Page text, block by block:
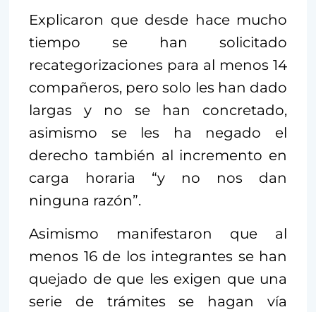
Explicaron que desde hace mucho
tiempo se han solicitado
recategorizaciones para al menos 14
compañeros, pero solo les han dado
largas y no se han concretado,
asimismo se les ha negado el
derecho también al incremento en
carga horaria “y no nos dan
ninguna razón”.
Asimismo manifestaron que al
menos 16 de los integrantes se han
quejado de que les exigen que una
serie de trámites se hagan vía